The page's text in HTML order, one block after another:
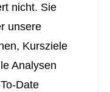
nicht. Sie
unsere
Kursziele
Analysen
Date